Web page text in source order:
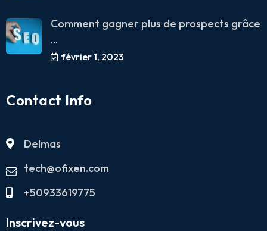
Comment gagner plus de prospects grâce
...
février 1, 2023
Contact Info
Delmas
tech@ofixen.com
+50933619775
Inscrivez-vous